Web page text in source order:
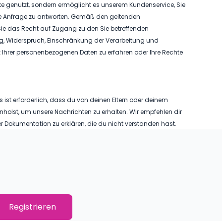
genutzt, sondern ermöglicht es unserem Kundenservice, Sie
Anfrage zu antworten. Gemäß den geltenden
das Recht auf Zugang zu den Sie betreffenden
Widerspruch, Einschränkung der Verarbeitung und
personenbezogenen Daten zu erfahren oder Ihre Rechte
ist erforderlich, dass du von deinen Eltern oder deinem
um unsere Nachrichten zu erhalten. Wir empfehlen dir
Dokumentation zu erklären, die du nicht verstanden hast.
Registrieren